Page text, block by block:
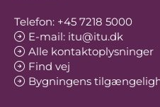
Telefon: +45 7218 5000
E-mail: itu@itu.dk
Alle kontaktoplysninger
Find vej
Bygningens